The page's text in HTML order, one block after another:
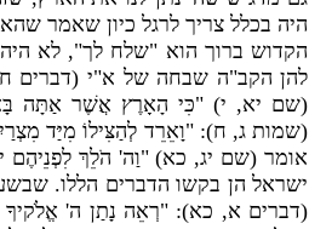
היה בכלל צריך לרגל כיון שאמר
הקדוש ברוך הוא "שלח לך",לא
להן הקב"ה שבחה של א"י (דברים ח
(שם יא, י) "כִּי הָאָרֶץ אֲשֶׁר אַתָּה
(שמות ג, ח): "וָאֵרֵד לְהַצִּילוֹ מִיַּד
אומר (שם יג, כא) "וַה' הֹלֵךְ לִפְנֵיהֶם
ישראל הן בקשו הדברים הללו.
(דברים א, כא): "רְאֵה נָתַן ה'